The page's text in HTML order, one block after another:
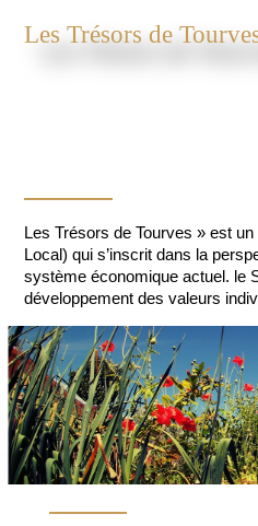
Les Trésors de
Les Trésors de Tourves » est
Local) qui s’inscrit dans la
système économique actuel. le
développement des valeurs
fraternelle où chacun retrouvera
l’autre vaut tous les trésors du